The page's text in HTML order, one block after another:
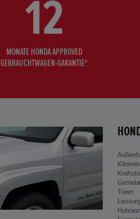
12
MONATE HONDA APPROVED
GEBRAUCHTWAGEN-GARANTIE*
Türen